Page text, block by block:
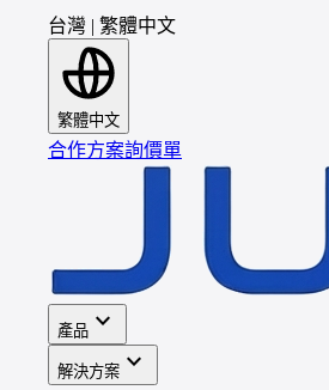
台灣 | 繁體中文
繁體中文
合作方案詢價單
產品 expand_more
解決方案 expand_more